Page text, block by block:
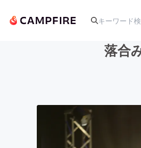
落合